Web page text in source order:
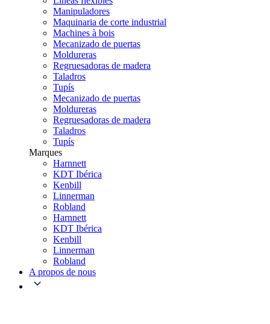
Manipuladores
Maquinaria de corte industrial
Machines à bois
Mecanizado de puertas
Moldureras
Regruesadoras de madera
Taladros
Tupís
Mecanizado de puertas
Moldureras
Regruesadoras de madera
Taladros
Tupís
Marques
Harnnett
KDT Ibérica
Kenbill
Linnerman
Robland
Harnnett
KDT Ibérica
Kenbill
Linnerman
Robland
A propos de nous